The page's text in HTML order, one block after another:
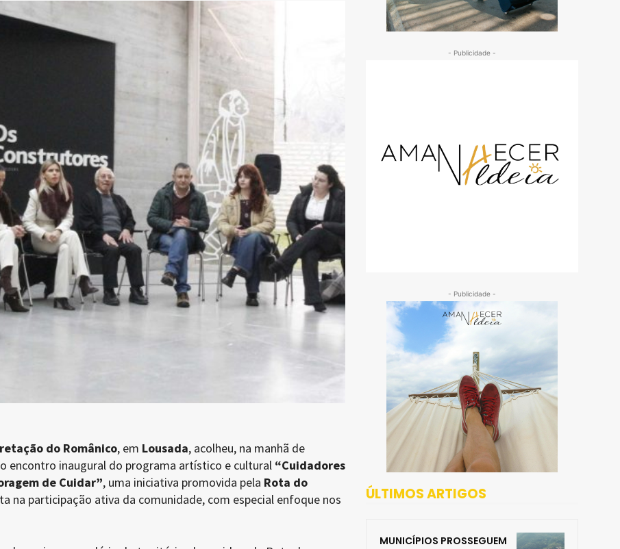
do Românico, em Lousada, acolheu, na manhã de
encontro inaugural do programa artístico e cultural “Cuidadores
de Cuidar”, uma iniciativa promovida pela Rota do
na participação ativa da comunidade, com especial enfoque nos
- Publicidade -
- Publicidade -
ÚLTIMOS ARTIGOS
MUNICÍPIOS PROSSEGUEM